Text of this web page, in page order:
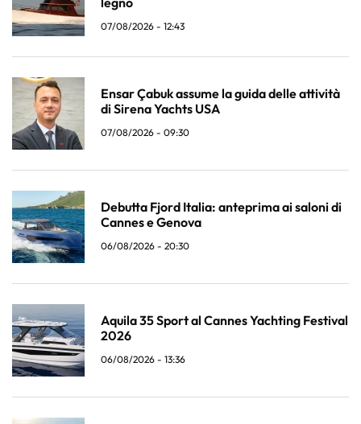
07/08/2026 - 12:43
Ensar Çabuk assume la guida delle attività
di Sirena Yachts USA
07/08/2026 - 09:30
Debutta Fjord Italia: anteprima ai saloni di
Cannes e Genova
06/08/2026 - 20:30
Aquila 35 Sport al Cannes Yachting Festival
2026
06/08/2026 - 13:36